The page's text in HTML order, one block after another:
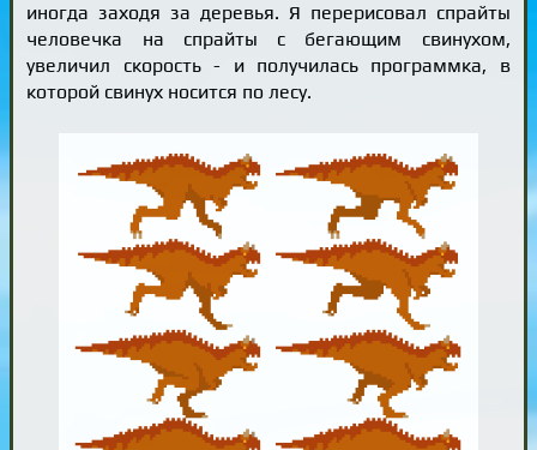
иногда заходя за деревья. Я перерисовал спрайты
человечка на спрайты с бегающим свинухом,
увеличил скорость - и получилась программка, в
которой свинух носится по лесу.